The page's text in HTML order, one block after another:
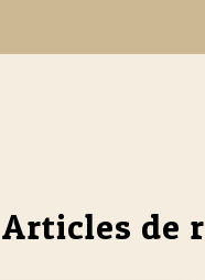
Articles de